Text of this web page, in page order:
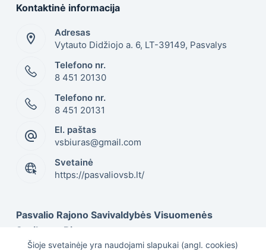
Šioje svetainėje yra naudojami slapukai (angl. cookies)
Kontaktinė informacija
Adresas
Vytauto Didžiojo a. 6, LT-39149, Pasvalys
Telefono nr.
8 451 20130
Telefono nr.
8 451 20131
El. paštas
vsbiuras@gmail.com
Svetainė
https://pasvaliovsb.lt/
Pasvalio Rajono Savivaldybės Visuomenės
Sveikatos Biuras